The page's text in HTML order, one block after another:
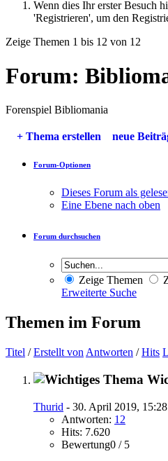
Wenn dies Ihr erster Besuch
'Registrieren', um den
Zeige Themen 1 bis 12 von 12
Forum:
Forenspiel Bibliomania
+ Thema erstellen neue
Forum-Optionen
Dieses Forum als
Eine Ebene nach oben
Forum durchsuchen
Zeige Themen
Erweiterte Suche
Themen im Forum
Titel /Erstellt von Antworten /Hits
Thurid - 30. April 2019,
Antworten: 12
Hits: 7.620
Bewertung0 / 5